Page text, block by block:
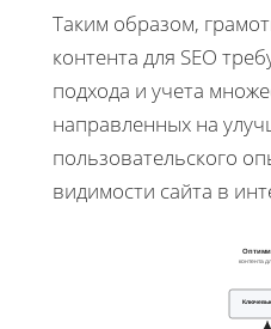
Таким образом,
контента для SEO
подхода и учета
направленных на
пользовательского
видимости сайта в
контента